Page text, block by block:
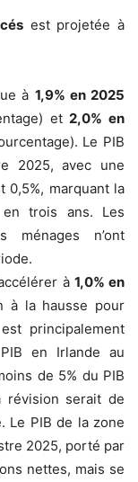
est projetée à
à 1,9% en 2025
et 2,0% en
Le PIB
2025, avec une
0,5%, marquant la
en trois ans. Les
ménages n’ont
à 1,0% en
à la hausse pour
principalement
en Irlande au
de 5% du PIB
révision serait de
Le PIB de la zone
2025, porté par
nettes, mais se